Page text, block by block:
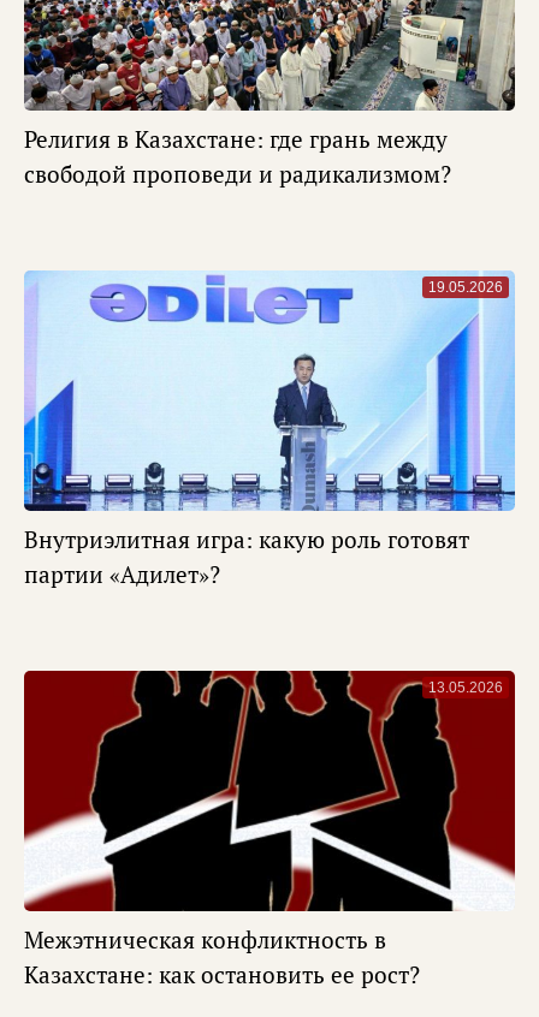
Религия в Казахстане: где грань между
свободой проповеди и радикализмом?
Внутриэлитная игра: какую роль готовят
партии «Адилет»?
19.05.2026
Межэтническая конфликтность в
Казахстане: как остановить ее рост?
13.05.2026